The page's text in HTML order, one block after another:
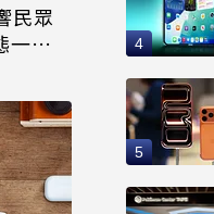
民眾
一同